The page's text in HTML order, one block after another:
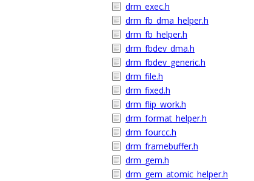
drm_exec.h
drm_fb_dma_helper.h
drm_fb_helper.h
drm_fbdev_dma.h
drm_fbdev_generic.h
drm_file.h
drm_fixed.h
drm_flip_work.h
drm_format_helper.h
drm_fourcc.h
drm_framebuffer.h
drm_gem.h
drm_gem_atomic_helper.h